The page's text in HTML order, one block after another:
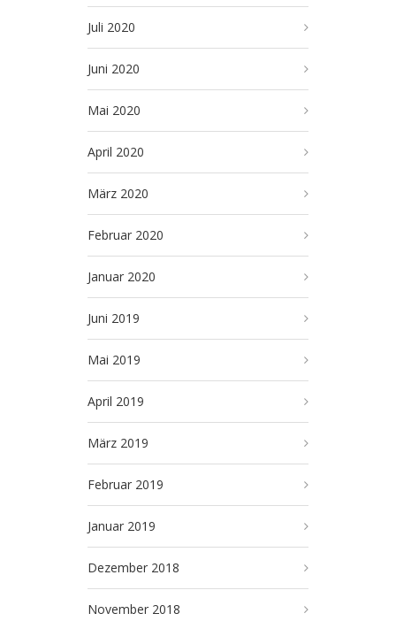
Juli 2020
Juni 2020
Mai 2020
April 2020
März 2020
Februar 2020
Januar 2020
Juni 2019
Mai 2019
April 2019
März 2019
Februar 2019
Januar 2019
Dezember 2018
November 2018